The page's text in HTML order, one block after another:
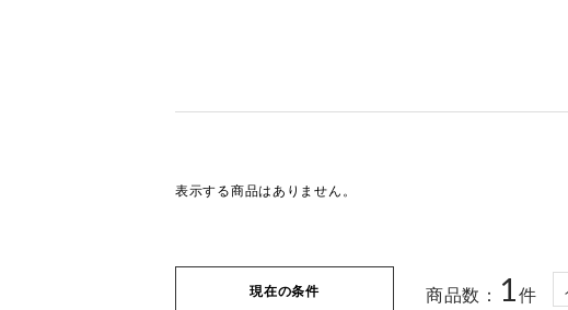
表示する商品はありません。
現在の条件
商品数： 1 件